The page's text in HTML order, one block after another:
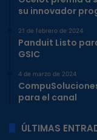
su innovador
21 de febrero de 2024
Panduit Listo
GSIC
4 de marzo de 2024
para el canal
ÚLTIMAS